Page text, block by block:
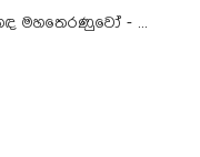
සම්බුදු සුවඳේ පහස ලත් අනඳ මහතෙරණුවෝ - Ananda Maha Theranuwo